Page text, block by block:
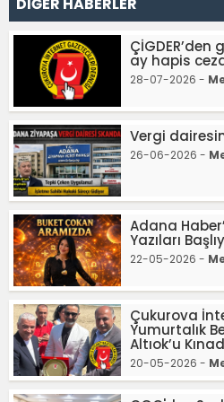
DİĞER HABERLER
ÇİGDER’den
ay hapis
28-07-2026 -
Vergi
26-06-2026 -
Adana
Yazıları
22-05-2026 -
Çukurova
Yumurtalık
Altıok’u
20-05-2026 -